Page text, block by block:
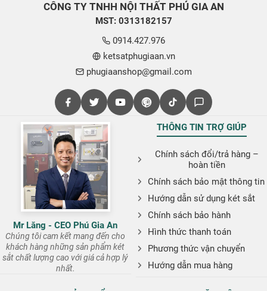
CÔNG TY TNHH NỘI THẤT PHÚ GIA AN
MST: 0313182157
0914.427.976
ketsatphugiaan.vn
phugiaanshop@gmail.com
Mr Lăng - CEO Phú Gia An
Chúng tôi cam kết mang đến cho
khách hàng những sản phẩm két
sắt chất lượng cao với giá cả hợp lý
nhất.
THÔNG TIN TRỢ GIÚP
Chính sách đổi/trả hàng –
hoàn tiền
Chính sách bảo mật thông tin
Hướng dẫn sử dụng két sắt
Chính sách bảo hành
Hình thức thanh toán
Phương thức vận chuyển
Hướng dẫn mua hàng